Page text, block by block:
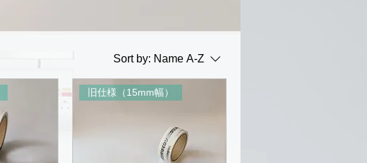
Sort by: Name A-Z
旧仕様（15mm幅）